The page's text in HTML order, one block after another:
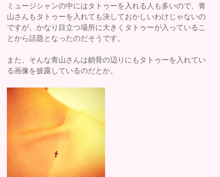
ミュージシャンの中にはタトゥーを入れる人も多いので、青
山さんもタトゥーを入れても決しておかしいわけじゃないの
ですが、かなり目立つ場所に大きくタトゥーが入っているこ
とから話題となったのだそうです。
また、そんな青山さんは鎖骨の辺りにもタトゥーを入れてい
る画像を披露しているのだとか。